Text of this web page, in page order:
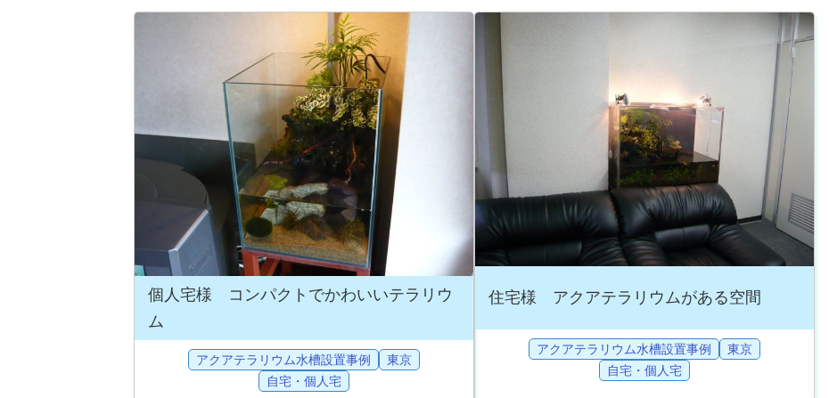
個人宅様 コンパクトでかわいいテラリウ
ム
アクアテラリウム水槽設置事例
東京
自宅・個人宅
住宅様 アクアテラリウムがある空間
アクアテラリウム水槽設置事例
東京
自宅・個人宅